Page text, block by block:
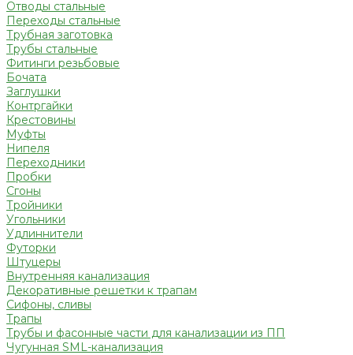
Отводы стальные
Переходы стальные
Трубная заготовка
Трубы стальные
Фитинги резьбовые
Бочата
Заглушки
Контргайки
Крестовины
Муфты
Нипеля
Переходники
Пробки
Сгоны
Тройники
Угольники
Удлиннители
Футорки
Штуцеры
Внутренняя канализация
Декоративные решетки к трапам
Сифоны, сливы
Трапы
Трубы и фасонные части для канализации из ПП
Чугунная SML-канализация